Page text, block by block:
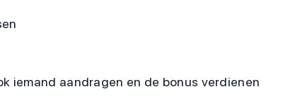
iemand aandragen en de bonus verdienen